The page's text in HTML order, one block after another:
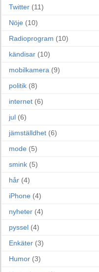
Twitter (11)
Nöje (10)
Radioprogram (10)
kändisar (10)
mobilkamera (9)
politik (8)
internet (6)
jul (6)
jämställdhet (6)
mode (5)
smink (5)
hår (4)
iPhone (4)
nyheter (4)
pyssel (4)
Enkäter (3)
Humor (3)